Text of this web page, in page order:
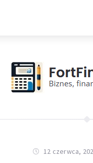
12 czerwca,